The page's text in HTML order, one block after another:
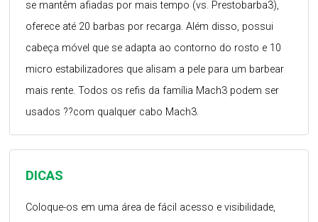
DICAS
Coloque-os em uma área de fácil acesso e visibilidade,
se mantêm afiadas por mais tempo (vs. Prestobarba3),
oferece até 20 barbas por recarga. Além disso, possui
cabeça móvel que se adapta ao contorno do rosto e 10
micro estabilizadores que alisam a pele para um barbear
mais rente. Todos os refis da família Mach3 podem ser
usados ??com qualquer cabo Mach3.